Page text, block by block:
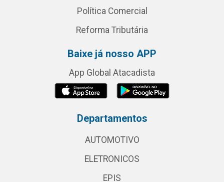
Política Comercial
Reforma Tributária
Baixe já nosso APP
App Global Atacadista
Departamentos
AUTOMOTIVO
ELETRONICOS
EPIS